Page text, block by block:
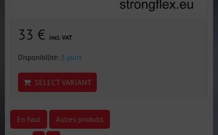
33 € incl. VAT
Disponibilité: 3 jours
SELECT VARIANT
En haut Autres produits